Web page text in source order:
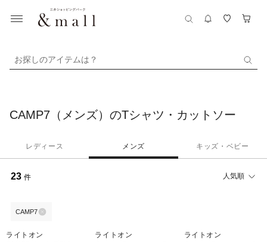
お探しのアイテムは？
CAMP7（メンズ）のTシャツ・カットソー
レディース メンズ キッズ・ベビー
23 件 人気順
CAMP7
ライトオン ライトオン ライトオン